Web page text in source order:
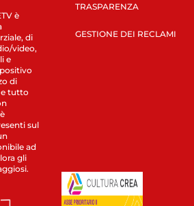
è
di
video,
e
di
tutto
sul
ad
gli
TRASPARENZA
GESTIONE DEI RECLAMI